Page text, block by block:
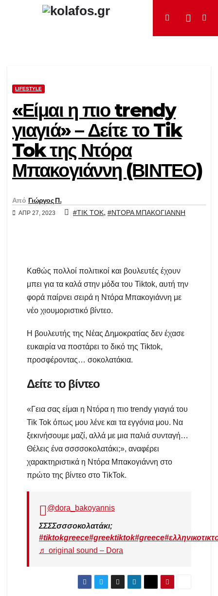
LIFESTYLE
«Είμαι η πιο trendy
γιαγιά» – Δείτε το Tik
Tok της Ντόρα
Μπακογιάννη (ΒΙΝΤΕΟ)
Από Γιώργος Π.
ΑΠΡ 27, 2023 #TIK TOK, #ΝΤΟΡΑ ΜΠΑΚΟΓΙΑΝΝΗ
Καθώς πολλοί πολιτικοί και βουλευτές έχουν
μπει για τα καλά στην μόδα του Tiktok, αυτή την
φορά παίρνει σειρά η Ντόρα Μπακογιάννη με
νέο χιουμοριστικό βίντεο.
Η βουλευτής της Νέας Δημοκρατίας δεν έχασε
ευκαιρία να ποστάρει το δικό της Tiktok,
προσφέροντας… σοκολατάκια.
Δείτε το βίντεο
«Γεια σας είμαι η Ντόρα η πιο trendy γιαγιά του
Tik Tok όπως μου λένε και τα εγγόνια μου. Να
ξεκινήσουμε μαζί, αλλά με μια παλιά συνταγή…
Θέλεις ένα σσσσοκολατάκι;», αναφέρει
χαρακτηριστικά η Ντόρα Μπακογιάννη στο
πρώτο της βίντεο στο TikTok.
@dora_bakoyannis
ΣΣΣΣσσσοκολατάκι;
#tiktokgreece#greektiktok#greece
♬ original sound – Dora